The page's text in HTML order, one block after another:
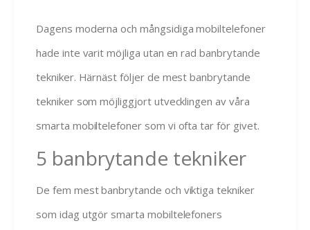
Dagens moderna och mångsidiga mobiltelefoner
hade inte varit möjliga utan en rad banbrytande
tekniker. Härnäst följer de mest banbrytande
tekniker som möjliggjort utvecklingen av våra
smarta mobiltelefoner som vi ofta tar för givet.
5 banbrytande tekniker
De fem mest banbrytande och viktiga tekniker
som idag utgör smarta mobiltelefoners